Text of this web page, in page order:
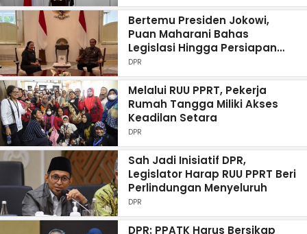
Bertemu Presiden Jokowi,
Puan Maharani Bahas
Legislasi Hingga Persiapan
Pemilu 2024
DPR
Melalui RUU PPRT, Pekerja
Rumah Tangga Miliki Akses
Keadilan Setara
DPR
Sah Jadi Inisiatif DPR,
Legislator Harap RUU PPRT Beri
Perlindungan Menyeluruh
DPR
DPR: PPATK Harus Bersikap